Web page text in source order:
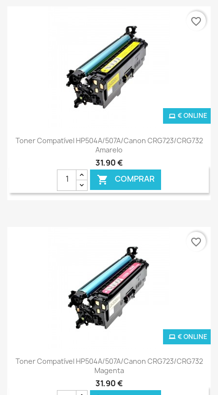
Toner Compatível HP504A/507A/Canon CRG723/CRG732
Amarelo
31,90 €
 COMPRAR
€ ONLINE
favorite_border
Toner Compatível HP504A/507A/Canon CRG723/CRG732
Magenta
31,90 €
€ ONLINE
favorite_border